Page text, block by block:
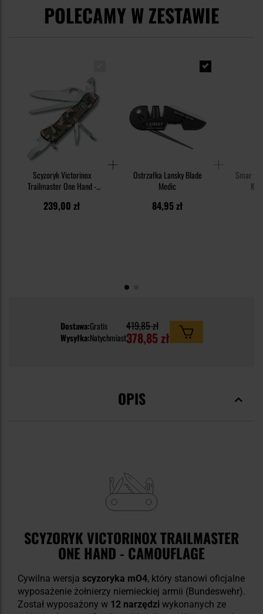
POLECAMY W ZESTAWIE
Scyzoryk Victorinox
Trailmaster One Hand -
239,00 zł
Ostrzałka Lansky Blade
Medic
84,95 zł
Smar
Dostawa:Gratis
Wysyłka:Natychmiast
419,85 zł
378,85 zł
OPIS
SCYZORYK VICTORINOX TRAILMASTER
ONE HAND - CAMOUFLAGE
Cywilna wersja scyzoryka mO4, który stanowi oficjalne
wyposażenie żołnierzy niemieckiej armii (Bundeswehr).
Został wyposażony w 12 narzędzi wykonanych ze